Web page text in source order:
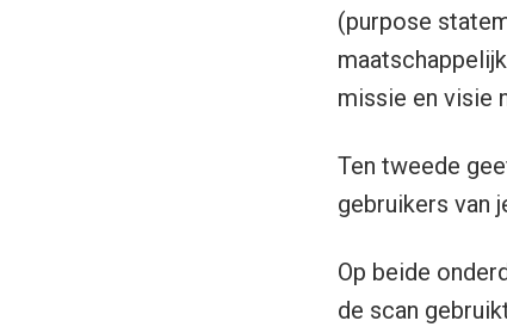
(purpose
missie en visie
Ten tweede
gebruikers van
Op beide
de scan